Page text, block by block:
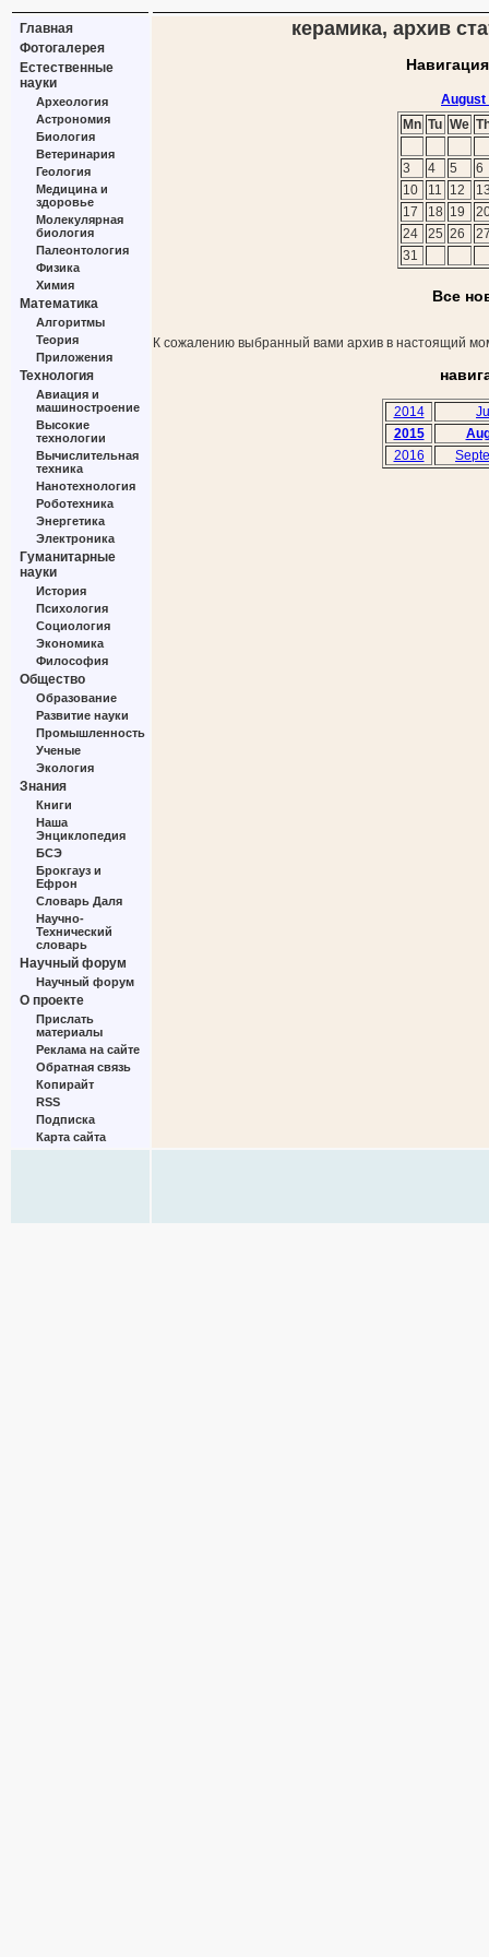
Главная
Фотогалерея
Естественные
науки
Археология
Астрономия
Биология
Ветеринария
Геология
Медицина и
здоровье
Молекулярная
биология
Палеонтология
Физика
Химия
Математика
Алгоритмы
Теория
Приложения
Технология
Авиация и
машиностроение
Высокие
технологии
Вычислительная
техника
Нанотехнология
Роботехника
Энергетика
Электроника
Гуманитарные
науки
История
Психология
Социология
Экономика
Философия
Общество
Образование
Развитие науки
Промышленность
Ученые
Экология
Знания
Книги
Наша
Энциклопедия
БСЭ
Брокгауз и
Ефрон
Словарь Даля
Научно-
Технический
словарь
Научный форум
Научный форум
О проекте
Прислать
материалы
Реклама на сайте
Обратная связь
Копирайт
RSS
Подписка
Карта сайта
керамика, архив
August
Mn Tu We
3 4 5
6
10
11 12
17
18 19
24
25 26
31
Все
К сожалению выбранный вами архив в настоящий
2014
2015
2016